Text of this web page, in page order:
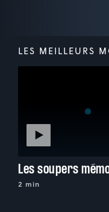
LES MEILLEURS
Les soupers
2 min